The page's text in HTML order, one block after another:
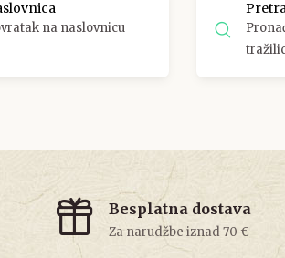
na naslovnicu
Besplatna dostava
Za narudžbe iznad 70 €